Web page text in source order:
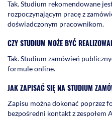
Tak. Studium rekomendowane
rozpoczynającym pracę z
doświadczonym pracownikom.
CZY STUDIUM MOŻE BYĆ
Tak. Studium zamówień
formule online.
JAK ZAPISAĆ SIĘ NA STUDIUM
Zapisu można dokonać poprzez
bezpośredni kontakt z zespołem